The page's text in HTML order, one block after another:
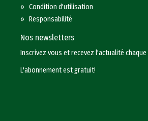
»Condition d'utilisation
»Responsabilité
Nos newsletters
Inscrivez vous et recevez l'actualité
L'abonnement est gratuit!